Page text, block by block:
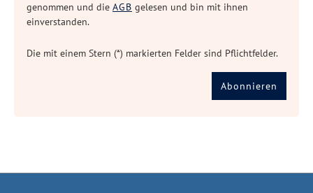
genommen und die AGB gelesen und bin mit ihnen
einverstanden.
Die mit einem Stern (*) markierten Felder sind Pflichtfelder.
Abonnieren